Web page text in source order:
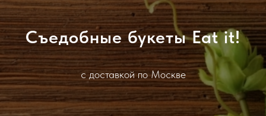
Съедобные букетыEat it!
с доставкой по Москве